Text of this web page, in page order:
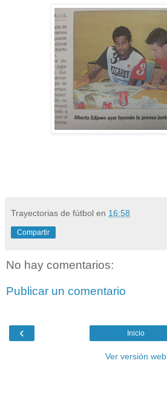
Trayectorias de fútbol en 16:58
Compartir
No hay comentarios:
Publicar un comentario
‹ Inicio
Ver versión web